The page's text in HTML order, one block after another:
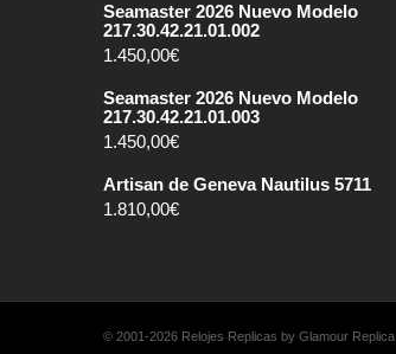
Seamaster 2026 Nuevo Modelo
217.30.42.21.01.002
1.450,00€
Seamaster 2026 Nuevo Modelo
217.30.42.21.01.003
1.450,00€
Artisan de Geneva Nautilus 5711
1.810,00€
© 2001-2026 Relojes Replicas by Glamour Replica